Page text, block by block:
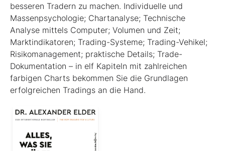
besseren Tradern zu machen. Individuelle und
Massenpsychologie; Chartanalyse; Technische
Analyse mittels Computer; Volumen und Zeit;
Marktindikatoren; Trading-Systeme; Trading-Vehikel;
Risikomanagement; praktische Details; Trade-
Dokumentation – in elf Kapiteln mit zahlreichen
farbigen Charts bekommen Sie die Grundlagen
erfolgreichen Tradings an die Hand.